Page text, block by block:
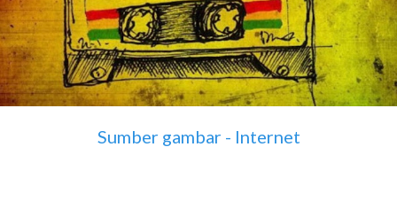
Sumber gambar - Internet